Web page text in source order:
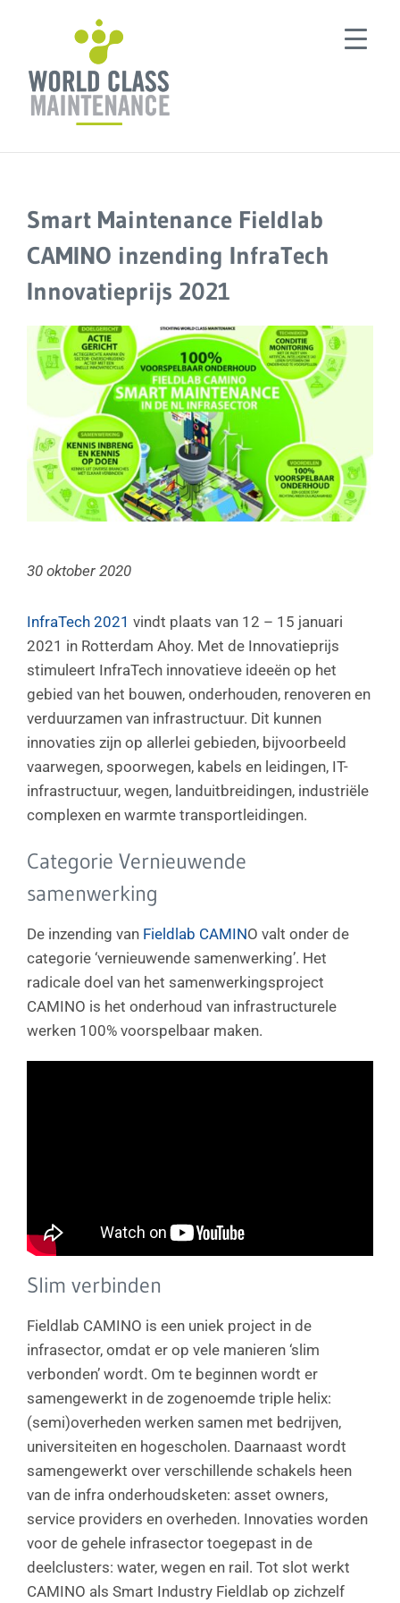
Smart Maintenance Fieldlab
CAMINO inzending InfraTech
Innovatieprijs 2021
30 oktober 2020
InfraTech 2021 vindt plaats van 12 – 15 januari
2021 in Rotterdam Ahoy. Met de Innovatieprijs
stimuleert InfraTech innovatieve ideeën op het
gebied van het bouwen, onderhouden, renoveren en
verduurzamen van infrastructuur. Dit kunnen
innovaties zijn op allerlei gebieden, bijvoorbeeld
vaarwegen, spoorwegen, kabels en leidingen, IT-
infrastructuur, wegen, landuitbreidingen, industriële
complexen en warmte transportleidingen.
Categorie Vernieuwende
samenwerking
De inzending van Fieldlab CAMINO valt onder de
categorie ‘vernieuwende samenwerking’. Het
radicale doel van het samenwerkingsproject
CAMINO is het onderhoud van infrastructurele
werken 100% voorspelbaar maken.
Slim verbinden
Fieldlab CAMINO is een uniek project in de
infrasector, omdat er op vele manieren ‘slim
verbonden’ wordt. Om te beginnen wordt er
samengewerkt in de zogenoemde triple helix:
(semi)overheden werken samen met bedrijven,
universiteiten en hogescholen. Daarnaast wordt
samengewerkt over verschillende schakels heen
van de infra onderhoudsketen: asset owners,
service providers en overheden. Innovaties worden
voor de gehele infrasector toegepast in de
deelclusters: water, wegen en rail. Tot slot werkt
CAMINO als Smart Industry Fieldlab op zichzelf